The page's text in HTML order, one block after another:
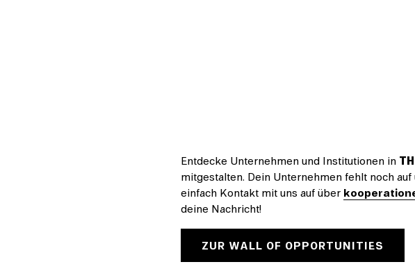
Entdecke Unternehmen und Institutionen in
mitgestalten. Dein Unternehmen fehlt noch
einfach Kontakt mit uns auf über
deine Nachricht!
ZUR WALL OF OPPORTUNITIES